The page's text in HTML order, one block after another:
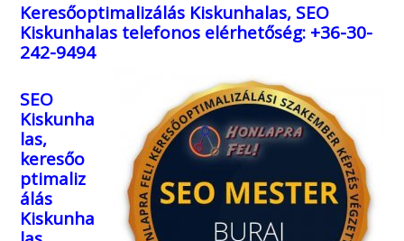
Keresőoptimalizálás Kiskunhalas, SEO
Kiskunhalas telefonos elérhetőség: +36-30-
242-9494
SEO
Kiskunha
las,
keresőo
ptimaliz
álás
Kiskunha